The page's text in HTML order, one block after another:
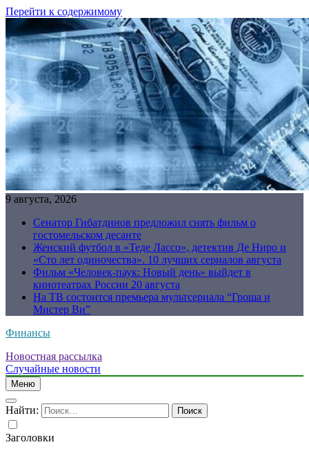
Перейти к содержимому
9 августа, 2026
Сенатор Гибатдинов предложил снять фильм о
гостомельском десанте
Женский футбол в «Теде Лассо», детектив Де Ниро и
«Сто лет одиночества». 10 лучших сериалов августа
Фильм «Человек-паук: Новый день» выйдет в
кинотеатрах России 20 августа
На ТВ состоится премьера мультсериала “Гроша и
Мистер Ви”
Финансы
Новостная рассылка
Случайные новости
Меню
Найти:
Заголовки